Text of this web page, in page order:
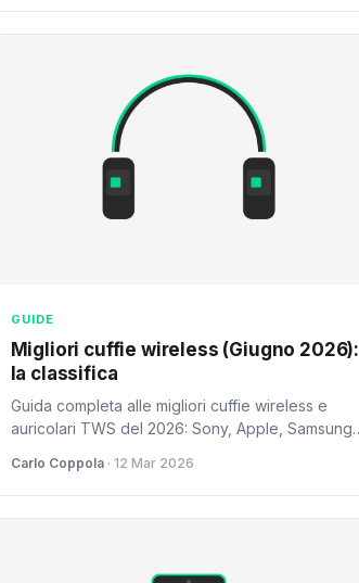
GUIDE
Migliori cuffie wireless (Giugno 2026):
la classifica
Guida completa alle migliori cuffie wireless e
auricolari TWS del 2026: Sony, Apple, Samsung,
Carlo Coppola· 12 Mar 2026